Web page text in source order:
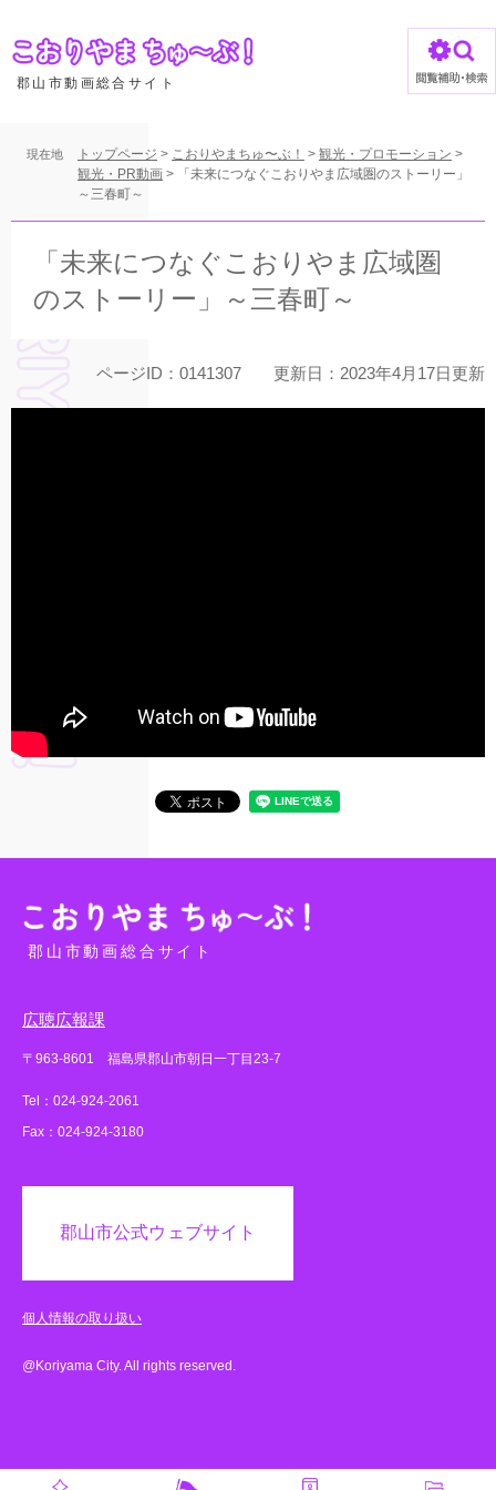
ジ
郡山市動画総合サイト
現在地 トップページ > こおりやまちゅ〜ぶ！ > 観光・プロモーション >
観光・PR動画 >
「未来につなぐこおりやま広域圏のストーリー」
～三春町～
「未来につなぐこおりやま広域圏
のストーリー」～三春町～
ページID：0141307 更新日：2023年4月17日更新
郡山市動画総合サイト
広聴広報課
〒963-8601 福島県郡山市朝日一丁目23-7
Tel：024-924-2061
Fax：024-924-3180
郡山市公式ウェブサイト
個人情報の取り扱い
@Koriyama City. All rights reserved.